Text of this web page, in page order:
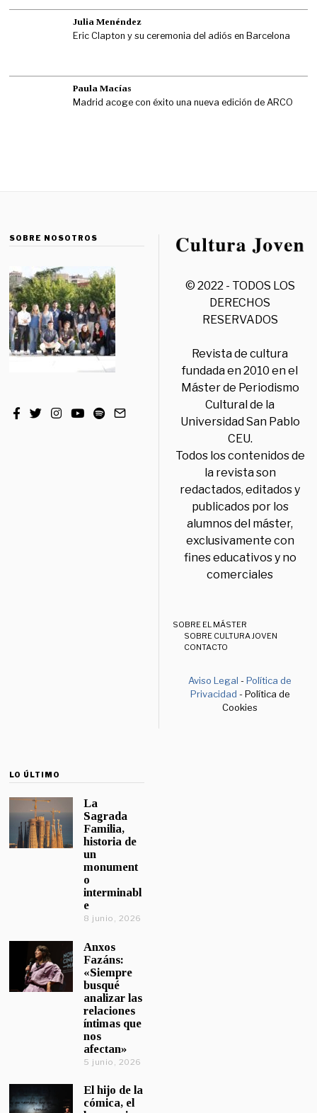
Julia Menéndez
Eric Clapton y su ceremonia del adiós en Barcelona
Paula Macías
Madrid acoge con éxito una nueva edición de ARCO
SOBRE NOSOTROS
© 2022 - TODOS LOS
DERECHOS
RESERVADOS
Revista de cultura
fundada en 2010 en el
Máster de Periodismo
Cultural de la
Universidad San Pablo
CEU.
Todos los contenidos de
la revista son
redactados, editados y
publicados por los
alumnos del máster,
exclusivamente con
fines educativos y no
comerciales
SOBRE EL MÁSTER
SOBRE CULTURA JOVEN
CONTACTO
Aviso Legal -Política de
Privacidad - Política de
Cookies
LO ÚLTIMO
La
Sagrada
Familia,
historia de
un
monument
o
interminabl
e
8 junio, 2026
Anxos
Fazáns:
«Siempre
busqué
analizar las
relaciones
íntimas que
nos
afectan»
5 junio, 2026
El hijo de la
cómica, el